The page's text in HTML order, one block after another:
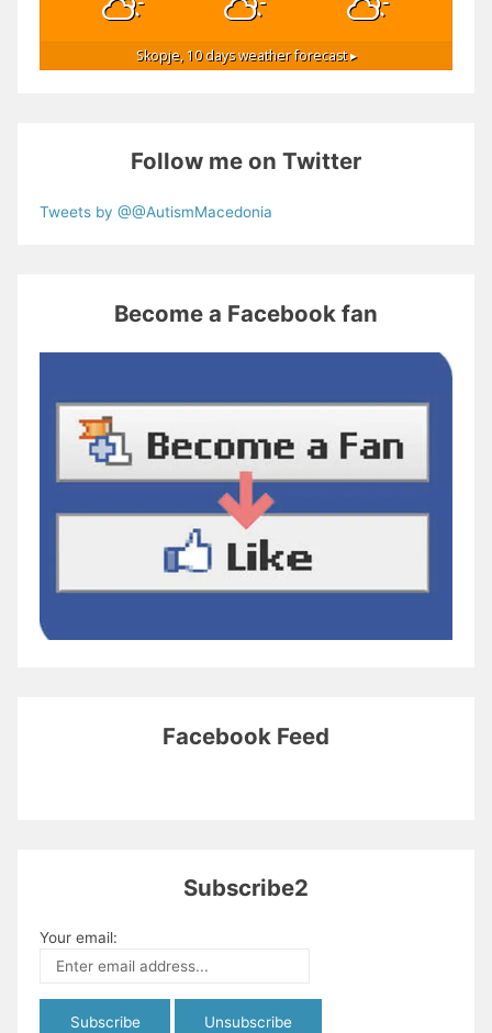
Skopje,10 days weather forecast ▸
Follow me on Twitter
Tweets by @@AutismMacedonia
Become a Facebook fan
Facebook Feed
Subscribe2
Your email: